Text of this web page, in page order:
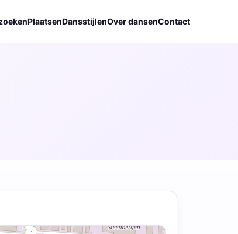
PlaatsenDansstijlenOver dansenContact